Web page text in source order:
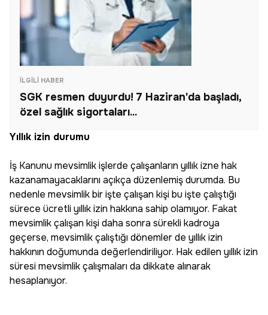
İLGILI HABER
SGK resmen duyurdu! 7 Haziran'da başladı,
özel sağlık sigortaları...
Yıllık izin durumu
İş Kanunu mevsimlik işlerde çalışanların yıllık izne hak
kazanamayacaklarını açıkça düzenlemiş durumda. Bu
nedenle mevsimlik bir işte çalışan kişi bu işte çalıştığı
sürece ücretli yıllık izin hakkına sahip olamıyor. Fakat
mevsimlik çalışan kişi daha sonra sürekli kadroya
geçerse, mevsimlik çalıştığı dönemler de yıllık izin
hakkının doğumunda değerlendiriliyor. Hak edilen yıllık izin
süresi mevsimlik çalışmaları da dikkate alınarak
hesaplanıyor.